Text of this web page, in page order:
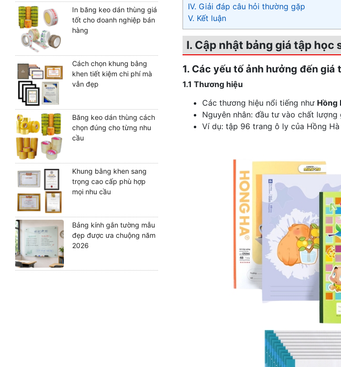
In băng keo dán thùng giá
tốt cho doanh nghiệp bán
hàng
Cách chọn khung bằng
khen tiết kiệm chi phí mà
vẫn đẹp
Băng keo dán thùng cách
chọn đúng cho từng nhu
cầu
Khung bằng khen sang
trọng cao cấp phù hợp
mọi nhu cầu
Bảng kính gắn tường mẫu
đẹp được ưa chuộng năm
2026
IV. Giải đáp câu hỏi thường gặp
V. Kết luận
I. Cập nhật bảng giá tập học
1. Các yếu tố ảnh hưởng đến giá
1.1 Thương hiệu
Các thương hiệu nổi tiếng như Hồng
Nguyên nhân: đầu tư vào chất
Ví dụ: tập 96 trang ô ly của Hồng